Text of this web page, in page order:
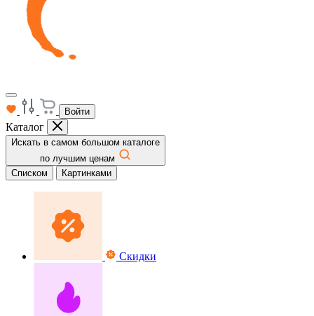
Войти
Каталог
Искать в самом большом каталоге
по лучшим ценам
Списком
Картинками
Скидки